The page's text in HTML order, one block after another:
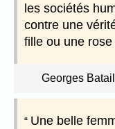
les sociétés
contre une
fille ou une
Georges
Une belle